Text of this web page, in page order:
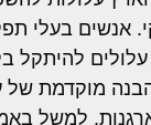
אנשים בעלי
להיתקל
מוקדמת של
למשל